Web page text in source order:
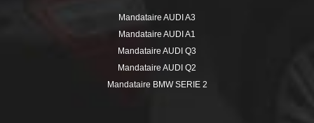
Mandataire Auto HAUTS-DE-FRANCE
Mandataire Auto ÎLE-DE-FRANCE
Mandataire Auto ISÈRE
Mandataire Auto LILLE
Mandataire Auto LOIRE
Mandataire AUDI A3
Mandataire AUDI A1
Mandataire AUDI Q3
Mandataire AUDI Q2
Mandataire BMW SERIE 2